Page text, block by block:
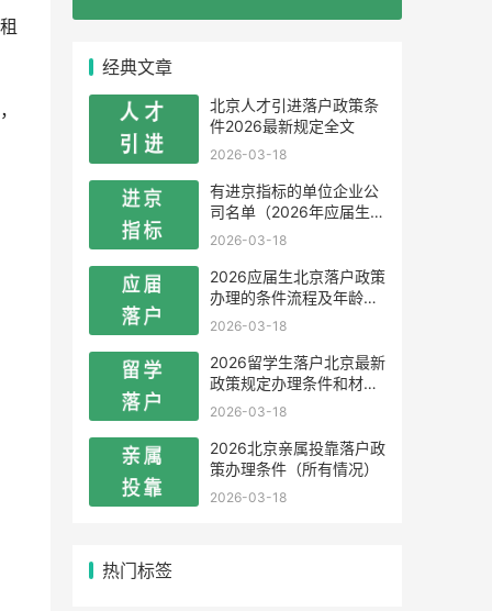
经典文章
北京人才引进落户政策条
件2026最新规定全文
2026-03-18
有进京指标的单位企业公
司名单（2026年应届生留
学生）
2026-03-18
2026应届生北京落户政策
办理的条件流程及年龄限
制
2026-03-18
2026留学生落户北京最新
政策规定办理条件和材料
及流程
2026-03-18
2026北京亲属投靠落户政
策办理条件（所有情况）
2026-03-18
热门标签